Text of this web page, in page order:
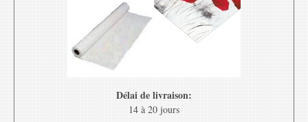
Délai de livraison:
14 à 20 jours